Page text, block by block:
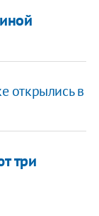
открылись в
три